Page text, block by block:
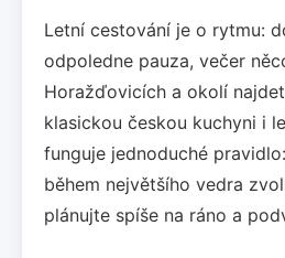
Letní cestování je o rytmu:
odpoledne pauza, večer
Horažďovicích a okolí
klasickou českou kuchyni i
funguje jednoduché
během největšího vedra
plánujte spíše na ráno a